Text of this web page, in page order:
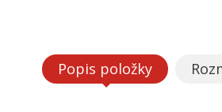
Popis položky